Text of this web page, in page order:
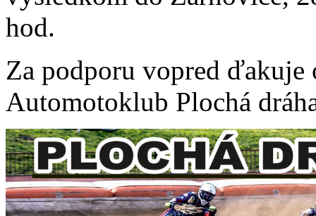
hod.
Za podporu vopred ďakuje
Automotoklub Plochá